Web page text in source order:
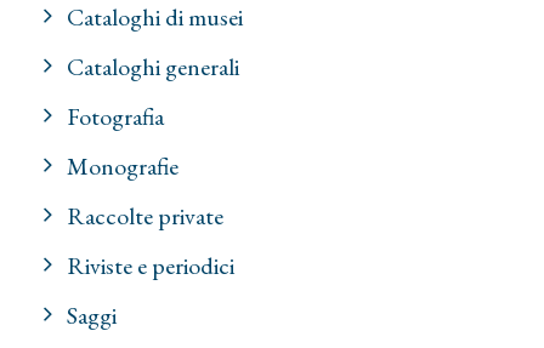
Cataloghi di musei
Cataloghi generali
Fotografia
Monografie
Raccolte private
Riviste e periodici
Saggi